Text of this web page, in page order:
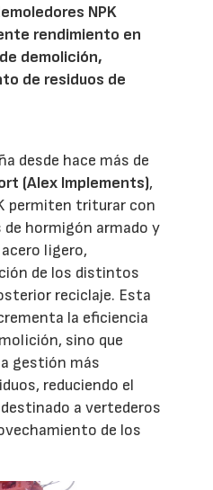
NPK
rendimiento en
demolición,
de residuos de
desde hace más de
(Alex Implements),
permiten triturar con
hormigón armado y
ligero,
de los distintos
reciclaje. Esta
la eficiencia
sino que
gestión más
reduciendo el
a vertederos
de los